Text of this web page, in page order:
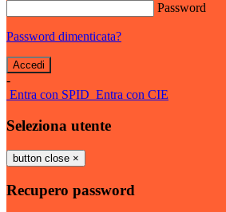
Password
Password dimenticata?
-
Entra con SPID Entra con CIE
Seleziona utente
button close ×
Recupero password